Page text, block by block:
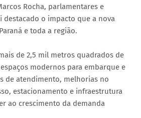
Rocha, parlamentares e
o impacto que a nova
e toda a região.
de 2,5 mil metros quadrados de
modernos para embarque e
de atendimento, melhorias no
estacionamento e infraestrutura
ao crescimento da demanda